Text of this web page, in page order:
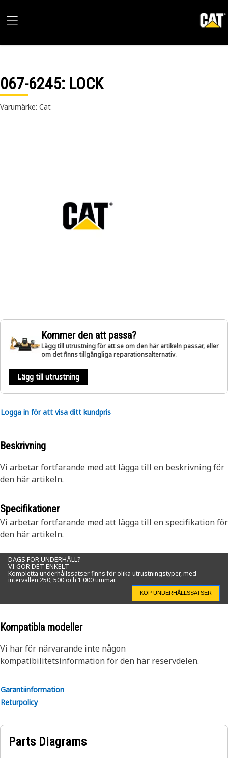
067-6245: LOCK
Varumärke: Cat
Kommer den att passa?
Lägg till utrustning för att se om den här artikeln passar, eller
om det finns tillgängliga reparationsalternativ.
Lägg till utrustning
Logga in för att visa ditt kundpris
Beskrivning
Vi arbetar fortfarande med att lägga till en beskrivning för
den här artikeln.
Specifikationer
Vi arbetar fortfarande med att lägga till en specifikation för
den här artikeln.
DAGS FÖR UNDERHÅLL?
VI GÖR DET ENKELT
Kompletta underhållssatser finns för olika utrustningstyper, med
intervallen 250, 500 och 1 000 timmar.
KÖP UNDERHÅLLSSATSER
Kompatibla modeller
Vi har för närvarande inte någon
kompatibilitetsinformation för den här reservdelen.
Garantiinformation
Returpolicy
Parts Diagrams